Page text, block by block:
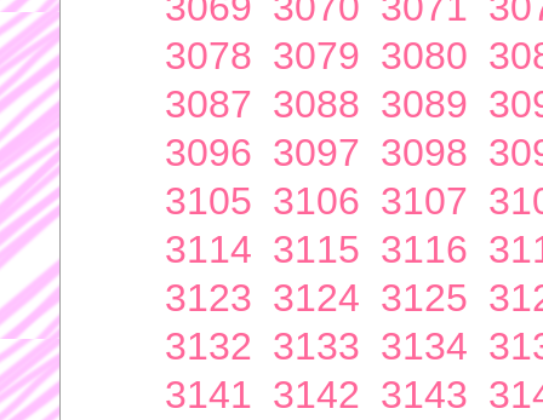
3078 3079 3080
3087 3088 3089
3096 3097 3098
3105 3106 3107
3114 3115 3116
3123 3124 3125
3132 3133 3134
3141 3142 3143